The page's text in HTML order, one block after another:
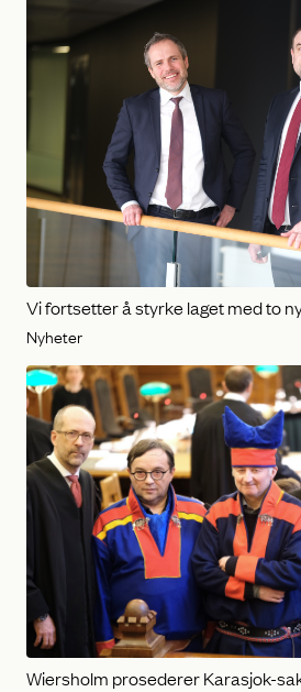
Vi fortsetter å styrke laget med to
Nyheter
Wiersholm prosederer Karasjok-